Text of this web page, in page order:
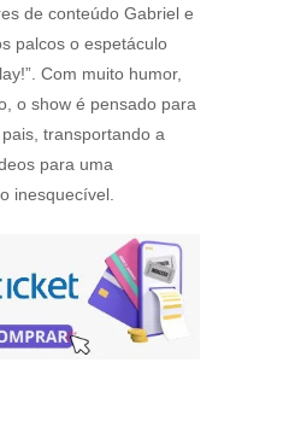
de conteúdo Gabriel e
palcos o espetáculo
Com muito humor,
o show é pensado para
transportando a
para uma
inesquecível.